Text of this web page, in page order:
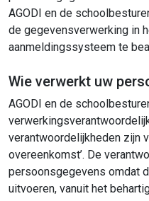
AGODI en de
de gegevensverwerking in
aanmeldingssysteem te
Wie verwerkt uw
AGODI en de
verantwoordelijkheden zijn
overeenkomst’. De
persoonsgegevens omdat
uitvoeren, vanuit het